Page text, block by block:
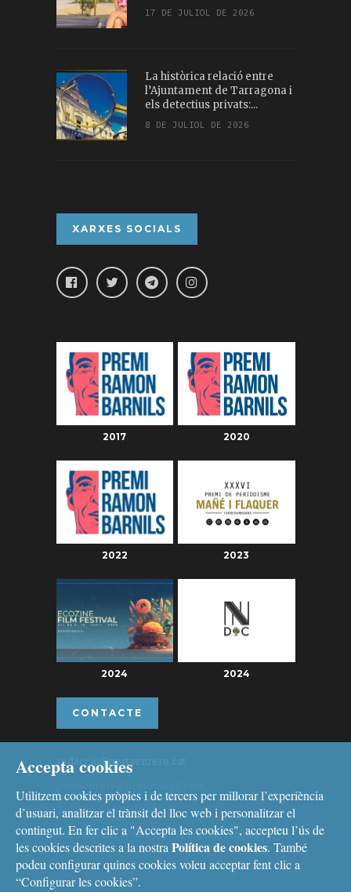
17 DE JULIOL DE 2026
La històrica relació entre
l’Ajuntament de Tarragona i
els detectius privats:...
8 DE JULIOL DE 2026
XARXES SOCIALS
2017 2020
2022 2023
2024 2024
CONTACTE
redaccio@portaenrere.cat
Telèfon: 626 26 19 93
Missatgeria: Whatsapp, Telegram i Signal
Accepta cookies
Utilitzem cookies pròpies i de tercers per millorar l’experiència
d’usuari, analitzar el trànsit del lloc web i personalitzar el
contingut. En fer clic a "Accepta les cookies", accepteu l’ús de
les cookies descrites a la nostra Política de cookies. També
podeu configurar quines cookies voleu acceptar fent clic a
“Configurar les cookies”.